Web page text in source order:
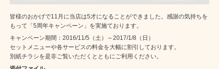
皆様のおかげで11月に当店は5才になることができました。感謝の気持ちを
もって「5周年キャンペーン」を実施ております。
キャンペーン期間：2016/11/5（土）～2017/1/8（日）
セットメニューや各サービスの料金を大幅に割引しております。
別紙チラシを是非ご覧いただくとともにご利用ください。